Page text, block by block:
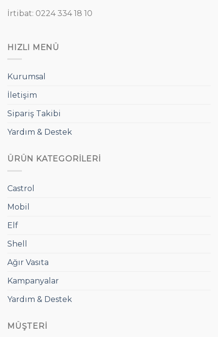
İrtibat: 0224 334 18 10
HIZLI MENÜ
Kurumsal
İletişim
Sipariş Takibi
Yardım & Destek
ÜRÜN KATEGORILERI
Castrol
Mobil
Elf
Shell
Ağır Vasıta
Kampanyalar
Yardım & Destek
MÜŞTERI